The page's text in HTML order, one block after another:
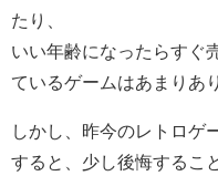
たり、
いい年齢になったらすぐ
ているゲームはあまりあ
しかし、昨今のレトロゲ
すると、少し後悔するこ